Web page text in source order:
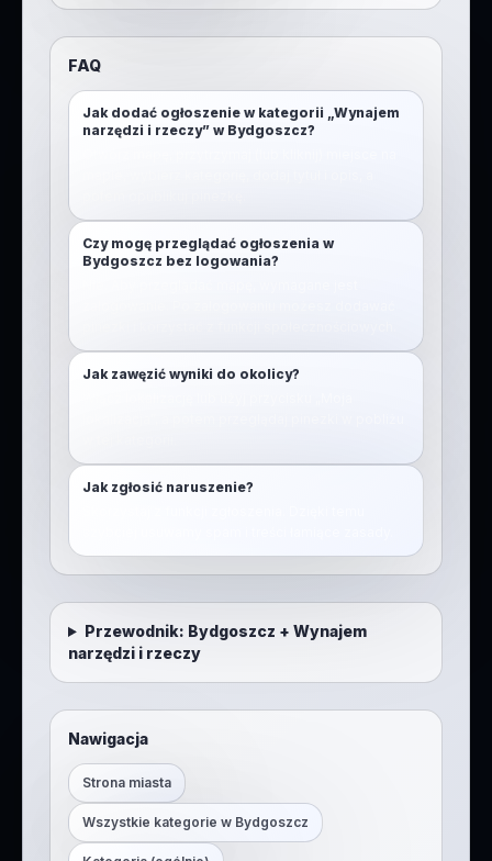
FAQ
Jak dodać ogłoszenie w kategorii „Wynajem
narzędzi i rzeczy” w Bydgoszcz?
Czy mogę przeglądać ogłoszenia w
Bydgoszcz bez logowania?
Jak zawęzić wyniki do okolicy?
Jak zgłosić naruszenie?
Przewodnik: Bydgoszcz + Wynajem
narzędzi i rzeczy
Nawigacja
Strona miasta
Wszystkie kategorie w Bydgoszcz